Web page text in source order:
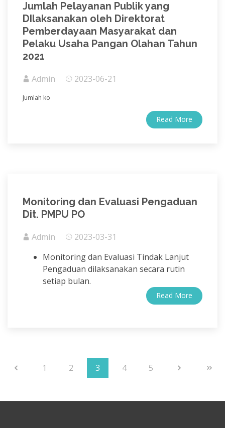
Jumlah Pelayanan Publik yang
DIlaksanakan oleh Direktorat
Pemberdayaan Masyarakat dan
Pelaku Usaha Pangan Olahan Tahun
2021
Admin 2023-06-21
Jumlah ko
Read More
Monitoring dan Evaluasi Pengaduan
Dit. PMPU PO
Admin
2023-03-31
Monitoring dan Evaluasi Tindak Lanjut
Pengaduan dilaksanakan secara rutin
setiap bulan.
Read More
1 2 3 4 5